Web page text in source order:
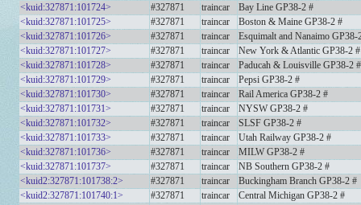
<kuid:327871:101724>
#327871 traincar
Bay Line GP38-2 #
<kuid:327871:101725>
#327871 traincar
Boston & Maine GP38-2 #
<kuid:327871:101726>
#327871 traincar
Esquimalt and Nanaimo GP38-
<kuid:327871:101727>
#327871 traincar
New York & Atlantic GP38-2 #
<kuid:327871:101728>
#327871 traincar
Paducah & Louisville GP38-2 #
<kuid:327871:101729>
#327871 traincar
Pepsi GP38-2 #
<kuid:327871:101730>
#327871 traincar
Rail America GP38-2 #
<kuid:327871:101731>
#327871 traincar
NYSW GP38-2 #
<kuid:327871:101732>
#327871 traincar
SLSF GP38-2 #
<kuid:327871:101733>
#327871 traincar
Utah Railway GP38-2 #
<kuid:327871:101736>
#327871 traincar
MILW GP38-2 #
<kuid:327871:101737>
#327871 traincar
NB Southern GP38-2 #
<kuid2:327871:101738:2>
#327871 traincar
Buckingham Branch GP38-2 #
<kuid2:327871:101740:1>
#327871 traincar
Central Michigan GP38-2 #